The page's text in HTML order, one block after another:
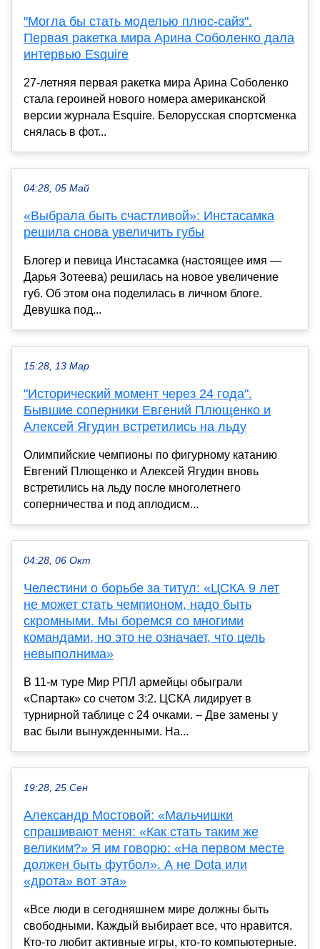
"Могла бы стать моделью плюс-сайз".
Первая ракетка мира Арина Соболенко дала
интервью Esquire
27-летняя первая ракетка мира Арина Соболенко
стала героиней нового номера американской
версии журнала Esquire. Белорусская спортсменка
снялась в фот...
04:28, 05 Май
«Выбрала быть счастливой»: Инстасамка
решила снова увеличить губы
Блогер и певица Инстасамка (настоящее имя —
Дарья Зотеева) решилась на новое увеличение
губ. Об этом она поделилась в личном блоге.
Девушка под...
15:28, 13 Мар
"Исторический момент через 24 года".
Бывшие соперники Евгений Плющенко и
Алексей Ягудин встретились на льду
Олимпийские чемпионы по фигурному катанию
Евгений Плющенко и Алексей Ягудин вновь
встретились на льду после многолетнего
соперничества и под аплодисм...
04:28, 06 Окт
Челестини о борьбе за титул: «ЦСКА 9 лет
не может стать чемпионом, надо быть
скромными. Мы боремся со многими
командами, но это не означает, что цель
невыполнима»
В 11-м туре Мир РПЛ армейцы обыграли
«Спартак» со счетом 3:2. ЦСКА лидирует в
турнирной таблице с 24 очками. – Две замены у
вас были вынужденными. На...
19:28, 25 Сен
Александр Мостовой: «Мальчишки
спрашивают меня: «Как стать таким же
великим?» Я им говорю: «На первом месте
должен быть футбол». А не Dota или
«дрота» вот эта»
«Все люди в сегодняшнем мире должны быть
свободными. Каждый выбирает все, что нравится.
Кто-то любит активные игры, кто-то компьютерные.